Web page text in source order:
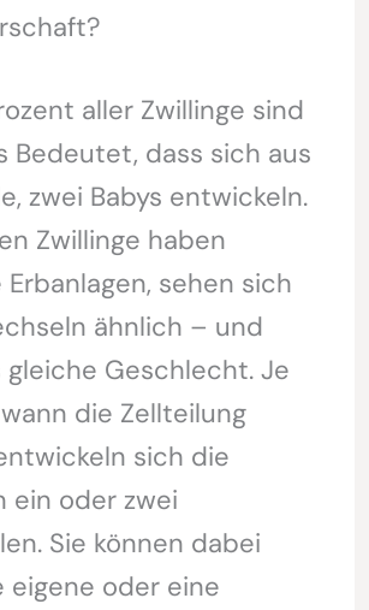
aller Zwillinge sind
Bedeutet, dass sich aus
zwei Babys entwickeln.
Zwillinge haben
sehen sich
ähnlich – und
gleiche Geschlecht. Je
die Zellteilung
sich die
ein oder zwei
Sie können dabei
eigene oder eine